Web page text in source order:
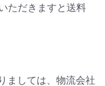
ただきますと送料
ましては、物流会社